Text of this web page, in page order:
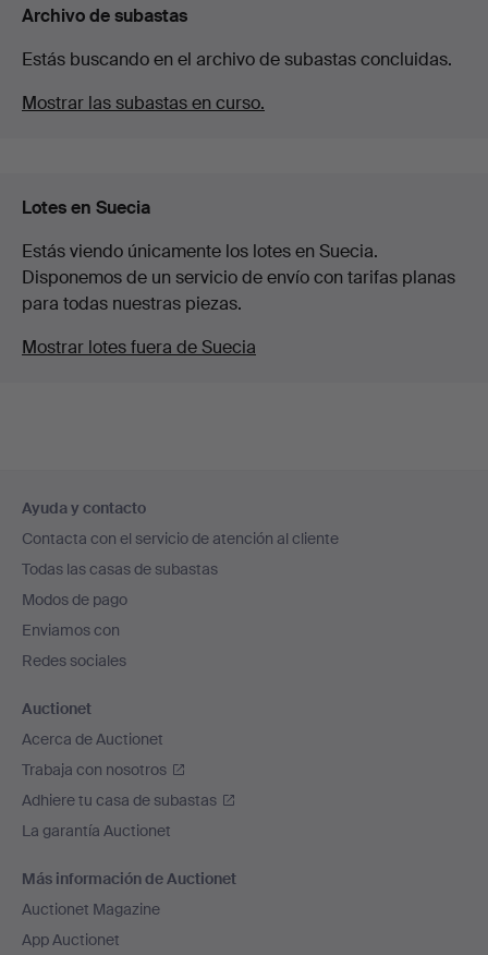
Archivo de subastas
Estás buscando en el archivo de subastas concluidas.
Mostrar las subastas en curso.
Lotes en Suecia
Estás viendo únicamente los lotes en Suecia.
Disponemos de un servicio de envío con tarifas planas
para todas nuestras piezas.
Mostrar lotes fuera de Suecia
en
el
pie
de
página
Ayuda y contacto
Contacta con el servicio de atención al cliente
Todas las casas de subastas
Modos de pago
Enviamos con
Redes sociales
Auctionet
Acerca de Auctionet
Trabaja con nosotros
Adhiere tu casa de subastas
La garantía Auctionet
Más información de Auctionet
Auctionet Magazine
App Auctionet